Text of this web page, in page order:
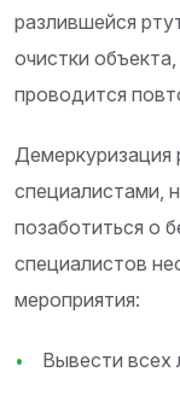
разлившейся
очистки
проводится
Демеркуризация
специалистами,
позаботиться о
специалистов
мероприятия:
Вывести всех